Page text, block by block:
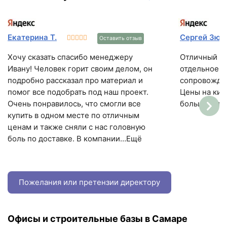
Екатерина Т. Оставить отзыв
Хочу сказать спасибо менеджеру
Ивану! Человек горит своим делом, он
подробно рассказал про материал и
помог все подобрать под наш проект.
Очень понравилось, что смогли все
купить в одном месте по отличным
ценам и также сняли с нас головную
боль по доставке. В компании…Ещё
Сергей
Отличный
отдельное
Цены на
Пожелания или претензии директору
Офисы и строительные базы в Самаре